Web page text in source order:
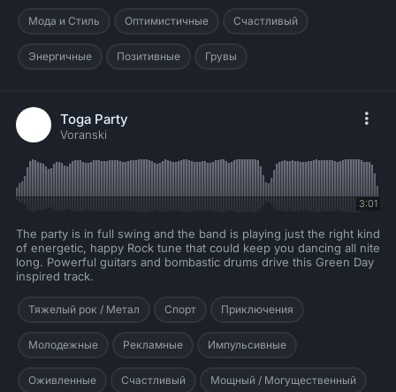
Мода и Стиль Оптимистичные Счастливый
Энергичные Позитивные Грувы
Toga Party
Voranski
3:01
The party is in full swing and the band is playing just the right kind
of energetic, happy Rock tune that could keep you dancing all nite
long. Powerful guitars and bombastic drums drive this Green Day
inspired track.
Тяжелый рок / Метал Спорт Приключения
Молодежные Рекламные Импульсивные
Оживленные Счастливый Мощный / Могущественный